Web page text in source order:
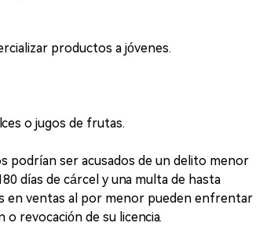
productos a jóvenes.
o jugos de frutas.
podrían ser acusados de un delito menor
días de cárcel y una multa de hasta
en ventas al por menor pueden enfrentar
revocación de su licencia.